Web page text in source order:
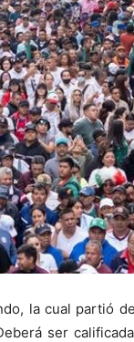
la cual partió
ser